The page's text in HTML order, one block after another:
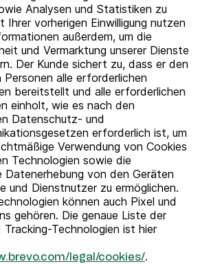
Analysen und Statistiken zu
Ihrer vorherigen Einwilligung nutzen
außerdem, um die
und Vermarktung unserer Dienste
Der Kunde sichert zu, dass er den
alle erforderlichen
bereitstellt und alle erforderlichen
einholt, wie es nach den
Datenschutz- und
erforderlich ist, um
Verwendung von Cookies
Technologien sowie die
Datenerhebung von den Geräten
und Dienstnutzer zu ermöglichen.
können auch Pixel und
gehören. Die genaue Liste der
Tracking-Technologien ist hier
legal/cookies/.